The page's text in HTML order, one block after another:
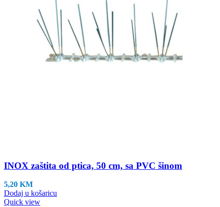
INOX zaštita od ptica, 50 cm, sa PVC šinom
5,20 KM
Dodaj u košaricu
Quick view